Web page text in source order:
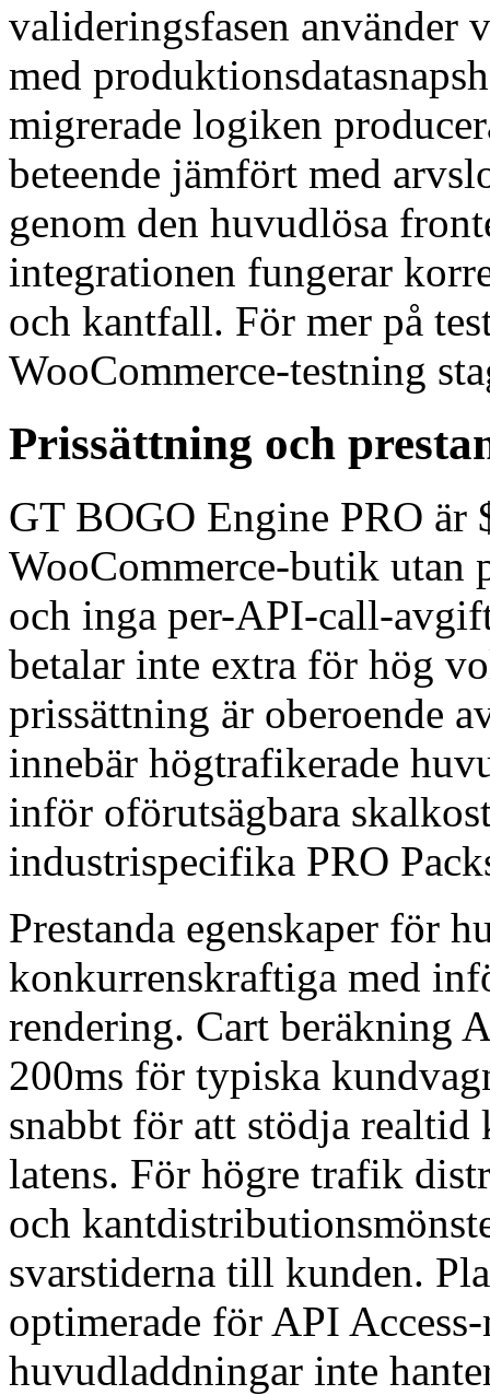
valideringsfasen använder
med
migrerade logiken
beteende jämfört med
genom den huvudlösa
integrationen fungerar
och kantfall. För mer på
WooCommerce-testning
Prissättning och
GT BOGO Engine PRO är
WooCommerce-butik utan
och inga per-API-call-
betalar inte extra för hög
prissättning är oberoende
innebär högtrafikerade
inför oförutsägbara
industrispecifika PRO
Prestanda egenskaper för
konkurrenskraftiga med
rendering. Cart beräkning
200ms för typiska
snabbt för att stödja realtid
latens. För högre trafik
och
svarstiderna till kunden.
optimerade för API
huvudladdningar inte